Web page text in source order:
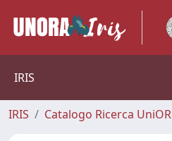
IRIS
IRIS Catalogo Ricerca UniOR